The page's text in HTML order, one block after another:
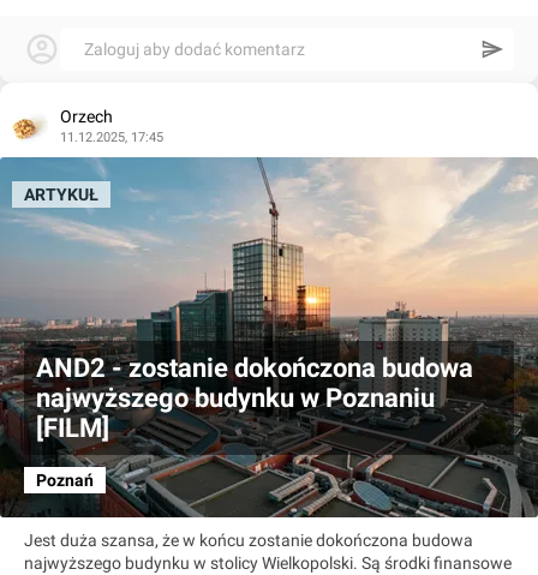
Zaloguj aby dodać komentarz
Orzech
11.12.2025, 17:45
AND2 - zostanie dokończona budowa
najwyższego budynku w Poznaniu
[FILM]
Poznań
ARTYKUŁ
Jest duża szansa, że w końcu zostanie dokończona budowa
najwyższego budynku w stolicy Wielkopolski. Są środki finansowe